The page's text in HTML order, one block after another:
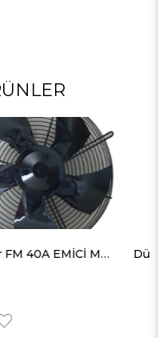
Dündar FM 45A EMİCİ Monofaze Aksiyel Sogutma Fanı 5500 m³ 1410 RPM